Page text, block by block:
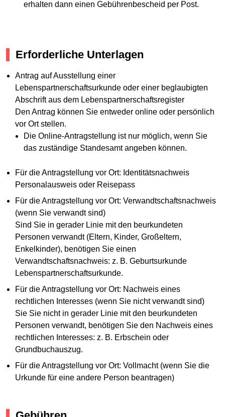
erhalten dann einen Gebührenbescheid per Post.
Erforderliche Unterlagen
Antrag auf Ausstellung einer
Lebenspartnerschaftsurkunde oder einer beglaubigten
Abschrift aus dem Lebenspartnerschaftsregister
Den Antrag können Sie entweder online oder persönlich
vor Ort stellen.
Die Online-Antragstellung ist nur möglich, wenn Sie
das zuständige Standesamt angeben können.
Für die Antragstellung vor Ort: Identitätsnachweis
Personalausweis oder Reisepass
Für die Antragstellung vor Ort: Verwandtschaftsnachweis
(wenn Sie verwandt sind)
Sind Sie in gerader Linie mit den beurkundeten
Personen verwandt (Eltern, Kinder, Großeltern,
Enkelkinder), benötigen Sie einen
Verwandtschaftsnachweis: z. B. Geburtsurkunde
Lebenspartnerschaftsurkunde.
Für die Antragstellung vor Ort: Nachweis eines
rechtlichen Interesses (wenn Sie nicht verwandt sind)
Sie Sie nicht in gerader Linie mit den beurkundeten
Personen verwandt, benötigen Sie den Nachweis eines
rechtlichen Interesses: z. B. Erbschein oder
Grundbuchauszug.
Für die Antragstellung vor Ort: Vollmacht (wenn Sie die
Urkunde für eine andere Person beantragen)